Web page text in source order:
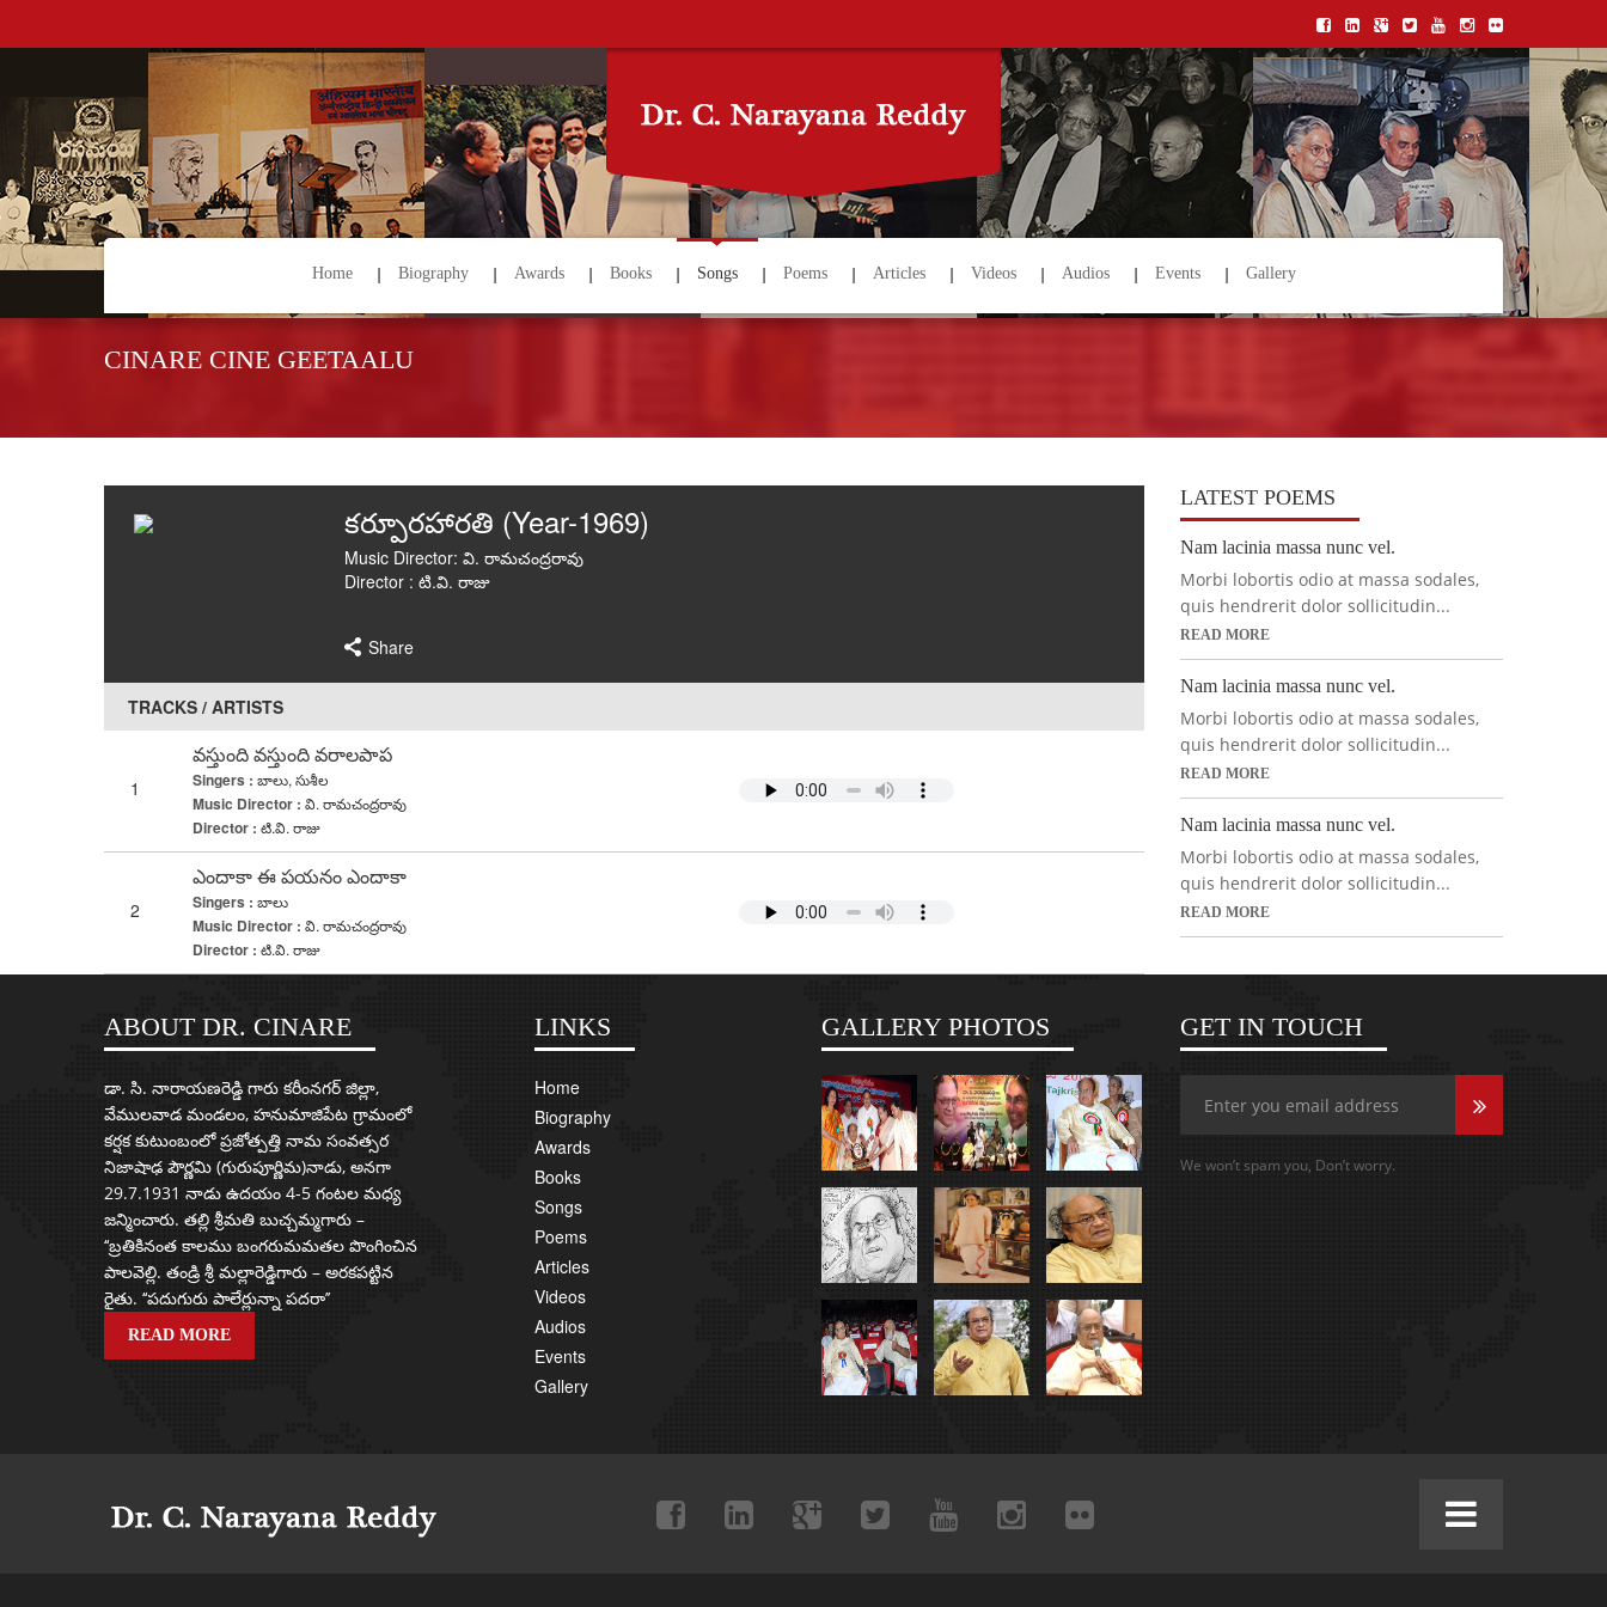
Home Biography Awards Books Songs Poems Articles Videos Audios Events Gallery
CINARE CINE GEETAALU
కర్పూరహారతి (Year-1969)
Music Director: వి. రామచంద్రరావు
Director : టి.వి. రాజు
Share
TRACKS / ARTISTS
1
వస్తుంది వస్తుంది వరాలపాప
Singers : బాలు, సుశీల
Music Director : వి. రామచంద్రరావు
Director : టి.వి. రాజు
2
ఎందాకా ఈ పయనం ఎందాకా
Singers : బాలు
Music Director : వి. రామచంద్రరావు
Director : టి.వి. రాజు
LATEST POEMS
Nam lacinia massa nunc vel.
Morbi lobortis odio at massa sodales,
quis hendrerit dolor sollicitudin...
READ MORE
Nam lacinia massa nunc vel.
Morbi lobortis odio at massa sodales,
quis hendrerit dolor sollicitudin...
READ MORE
Nam lacinia massa nunc vel.
Morbi lobortis odio at massa sodales,
quis hendrerit dolor sollicitudin...
READ MORE
ABOUT DR. CINARE
డా. సి. నారాయణరెడ్డి గారు కరీంనగర్ జిల్లా,
వేములవాడ మండలం, హనుమాజిపేట గ్రామంలో
కర్షక కుటుంబంలో ప్రజోత్పత్తి నామ సంవత్సర
నిజాషాఢ పౌర్ణమి (గురుపూర్ణిమ)నాడు, అనగా
29.7.1931 నాడు ఉదయం 4-5 గంటల మధ్య
జన్మించారు. తల్లి శ్రీమతి బుచ్చమ్మగారు –
‘‘బ్రతికినంత కాలము బంగరుమమతల పొంగించిన
పాలవెల్లి. తండ్రి శ్రీ మల్లారెడ్డిగారు – అరకపట్టిన
రైతు. ‘‘పదుగురు పాలేర్లున్నా పదరా’’
READ MORE
LINKS
Home
Biography
Awards
Books
Songs
Poems
Articles
Videos
Audios
Events
Gallery
GALLERY PHOTOS GET IN TOUCH
We won’t spam you, Don’t worry.